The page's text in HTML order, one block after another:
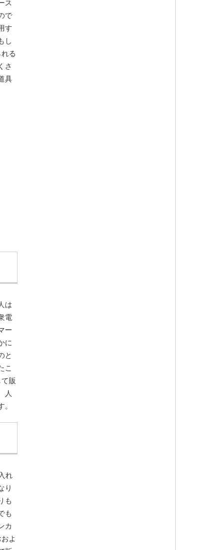
ス
で
す
し
る
さ
具
は
電
ー
に
と
こ
販
人
れ
り
も
も
カ
よ